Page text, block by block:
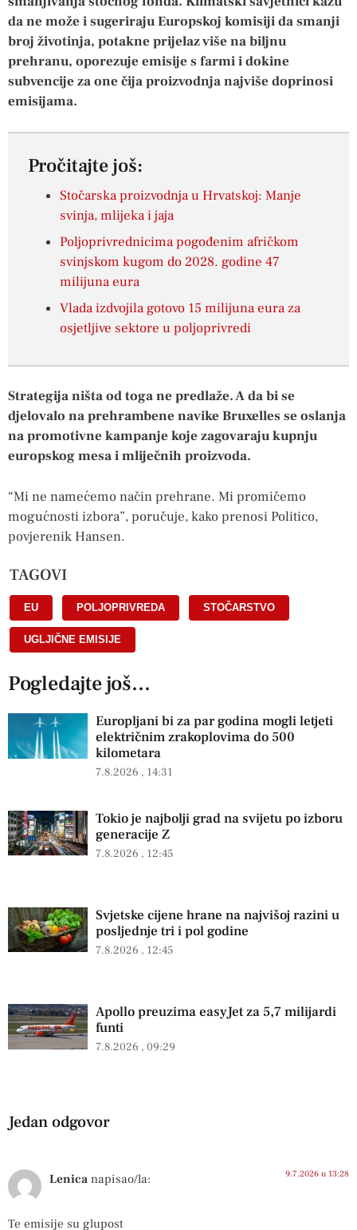
da ne može i sugeriraju Europskoj komisiji da smanji
broj životinja, potakne prijelaz više na biljnu
prehranu, oporezuje emisije s farmi i dokine
subvencije za one čija proizvodnja najviše doprinosi
emisijama.
Pročitajte još:
Stočarska proizvodnja u Hrvatskoj: Manje
svinja, mlijeka i jaja
Poljoprivrednicima pogođenim afričkom
svinjskom kugom do 2028. godine 47
milijuna eura
Vlada izdvojila gotovo 15 milijuna eura za
osjetljive sektore u poljoprivredi
Strategija ništa od toga ne predlaže. A da bi se
djelovalo na prehrambene navike Bruxelles se oslanja
na promotivne kampanje koje zagovaraju kupnju
europskog mesa i mliječnih proizvoda.
“Mi ne namećemo način prehrane. Mi promičemo
mogućnosti izbora”, poručuje, kako prenosi Politico,
povjerenik Hansen.
TAGOVI
EU POLJOPRIVREDA STOČARSTVO
UGLJIČNE EMISIJE
Pogledajte još...
Europljani bi za par godina mogli letjeti
električnim zrakoplovima do 500
kilometara
7.8.2026 14:31
Tokio je najbolji grad na svijetu po izboru
generacije Z
7.8.2026 12:45
Svjetske cijene hrane na najvišoj razini u
posljednje tri i pol godine
7.8.2026 12:45
Apollo preuzima easyJet za 5,7 milijardi
funti
7.8.2026 09:29
Jedan odgovor
Lenica napisao/la: 9.7.2026 u 13:28
Te emisije su glupost